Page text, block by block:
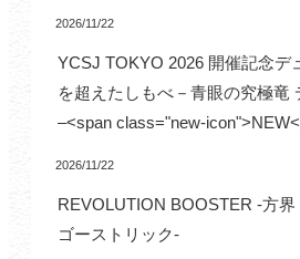
2026/11/22
YCSJ TOKYO 2026 開催記念デ
を超えたしもべ－青眼の究極竜
–<span class="new-
2026/11/22
REVOLUTION BOOSTER -方界
ゴーストリック-